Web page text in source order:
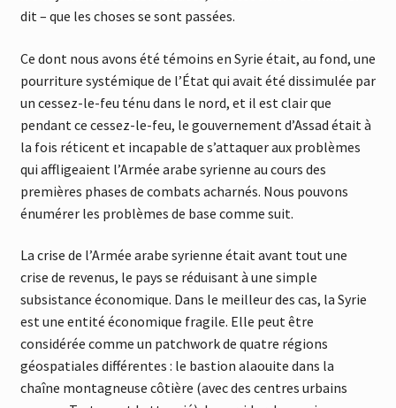
dit – que les choses se sont passées.
Ce dont nous avons été témoins en Syrie était, au fond, une
pourriture systémique de l’État qui avait été dissimulée par
un cessez-le-feu ténu dans le nord, et il est clair que
pendant ce cessez-le-feu, le gouvernement d’Assad était à
la fois réticent et incapable de s’attaquer aux problèmes
qui affligeaient l’Armée arabe syrienne au cours des
premières phases de combats acharnés. Nous pouvons
énumérer les problèmes de base comme suit.
La crise de l’Armée arabe syrienne était avant tout une
crise de revenus, le pays se réduisant à une simple
subsistance économique. Dans le meilleur des cas, la Syrie
est une entité économique fragile. Elle peut être
considérée comme un patchwork de quatre régions
géospatiales différentes : le bastion alaouite dans la
chaîne montagneuse côtière (avec des centres urbains